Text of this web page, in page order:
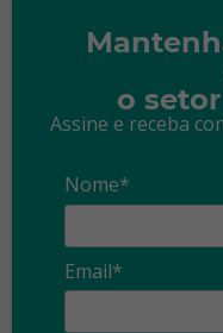
o
Assine e receba
Nome*
Email*